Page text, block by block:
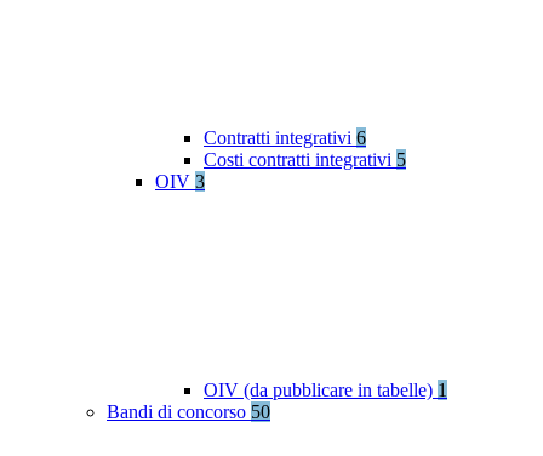
Contratti integrativi 6
Costi contratti integrativi 5
OIV 3
OIV (da pubblicare in tabelle) 1
Bandi di concorso 50